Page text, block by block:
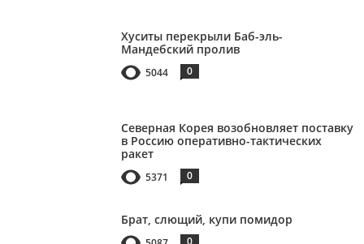
Хуситы перекрыли Баб-эль-
Мандебский пролив
5044 0
Северная Корея возобновляет поставку
в Россию оперативно-тактических
ракет
5371 0
Брат, слющий, купи помидор
0